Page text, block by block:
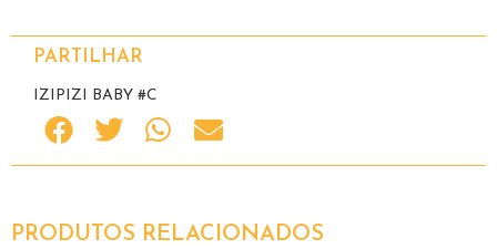
PARTILHAR
IZIPIZI BABY #C
PRODUTOS RELACIONADOS